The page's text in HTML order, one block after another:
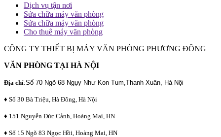
Dịch vụ tận nơi
Sửa chữa máy văn phòng
Sửa chữa máy văn phòng
Cho thuê máy văn phòng
CÔNG TY THIẾT BỊ MÁY VĂN PHÒNG PHƯƠNG ĐÔNG
VĂN PHÒNG TẠI HÀ NỘI
Địa chỉ:Số 70 Ngõ 68 Ngụy Như Kon Tum,Thanh Xuân, Hà Nội
♦ Số 30 Bà Triệu, Hà Đông, Hà Nội
♦ 151 Nguyễn Đức Cảnh, Hoàng Mai, HN
♦ Số 15 Ngõ 83 Ngọc Hồi, Hoàng Mai, HN